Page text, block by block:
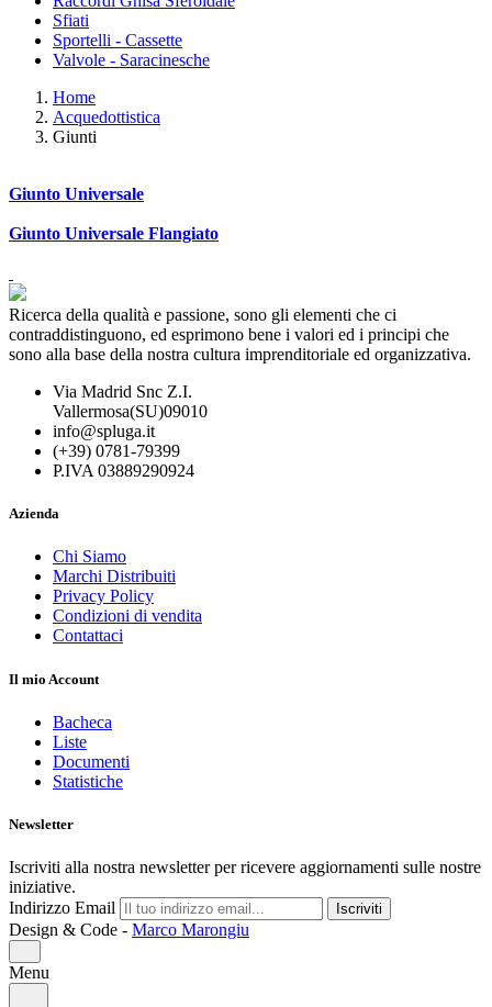
Sfiati
Sportelli - Cassette
Valvole - Saracinesche
Home
Acquedottistica
Giunti
Giunto Universale
Giunto Universale Flangiato
Ricerca della qualità e passione, sono gli elementi che ci
contraddistinguono, ed esprimono bene i valori ed i principi che
sono alla base della nostra cultura imprenditoriale ed organizzativa.
Via Madrid Snc Z.I.
Vallermosa(SU)09010
info@spluga.it
(+39) 0781-79399
P.IVA 03889290924
Azienda
Chi Siamo
Marchi Distribuiti
Privacy Policy
Condizioni di vendita
Contattaci
Il mio Account
Bacheca
Liste
Documenti
Statistiche
Newsletter
Iscriviti alla nostra newsletter per ricevere aggiornamenti sulle nostre
iniziative.
Indirizzo Email
Iscriviti
Design & Code - Marco Marongiu
Menu